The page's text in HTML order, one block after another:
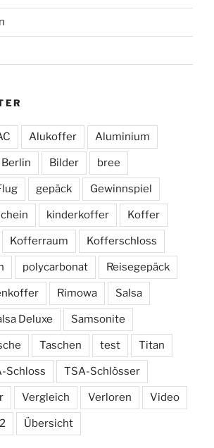
Alukoffer Aluminium
Berlin Bilder bree
gepäck Gewinnspiel
kinderkoffer Koffer
Kofferraum Kofferschloss
polycarbonat Reisegepäck
Rimowa Salsa
Deluxe Samsonite
Taschen test Titan
Schloss TSA-Schlösser
Vergleich Verloren Video
Übersicht